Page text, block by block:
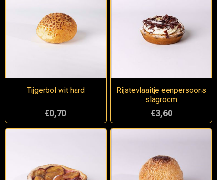
Tijgerbol wit hard
€0,70
Rijstevlaaitje eenpersoons
slagroom
€3,60